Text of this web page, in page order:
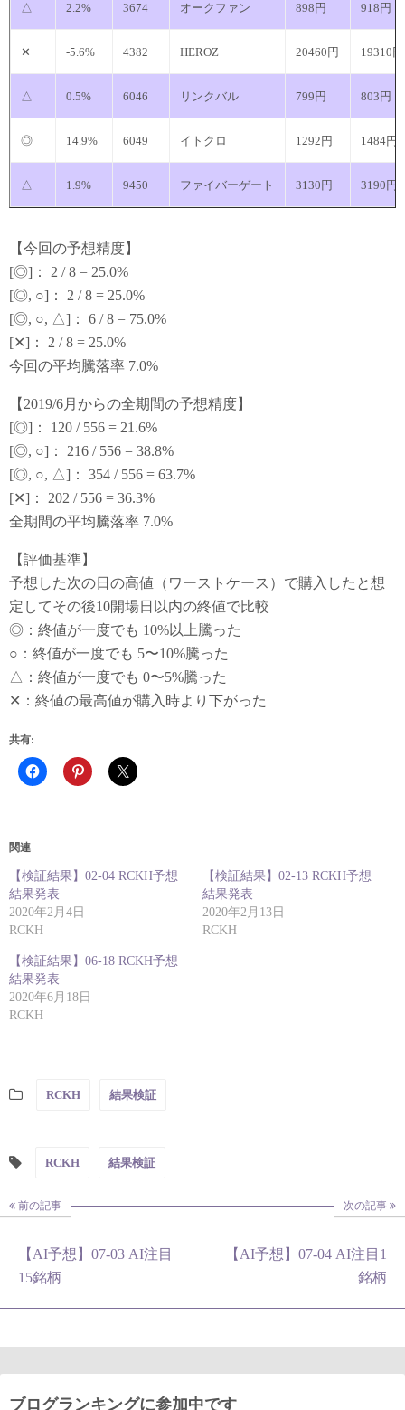
△ 2.2% 3674 オークファン 898円 918円
✕ -5.6% 4382 HEROZ 20460円 19310円
△ 0.5% 6046 リンクバル 799円 803円
◎ 14.9% 6049 イトクロ 1292円 1484円
△ 1.9% 9450 ファイバーゲート 3130円 3190円
【今回の予想精度】
[◎]： 2 / 8 = 25.0%
[◎, ○]： 2 / 8 = 25.0%
[◎, ○, △]： 6 / 8 = 75.0%
[✕]： 2 / 8 = 25.0%
今回の平均騰落率 7.0%
【2019/6月からの全期間の予想精度】
[◎]： 120 / 556 = 21.6%
[◎, ○]： 216 / 556 = 38.8%
[◎, ○, △]： 354 / 556 = 63.7%
[✕]： 202 / 556 = 36.3%
全期間の平均騰落率 7.0%
【評価基準】
予想した次の日の高値（ワーストケース）で購入したと想
定してその後10開場日以内の終値で比較
◎：終値が一度でも 10%以上騰った
○：終値が一度でも 5〜10%騰った
△：終値が一度でも 0〜5%騰った
✕：終値の最高値が購入時より下がった
共有:
関連
【検証結果】02-04 RCKH予想
結果発表
2020年2月4日
RCKH
【検証結果】02-13 RCKH予想
結果発表
2020年2月13日
RCKH
【検証結果】06-18 RCKH予想
結果発表
2020年6月18日
RCKH
RCKH 結果検証
RCKH 結果検証
前の記事
【AI予想】07-03 AI注目
15銘柄
次の記事
【AI予想】07-04 AI注目1
銘柄
ブログランキングに参加中です